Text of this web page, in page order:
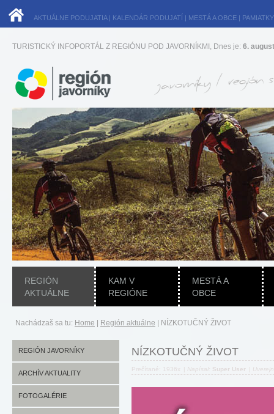
AKTUÁLNE PODUJATIA| KALENDÁR PODUJATÍ | MESTÁ A OBCE | PAMIATKY
TURISTICKÝ INFOPORTÁL Z REGIÓNU POD JAVORNÍKMI, Dnes je: 6.
REGIÓN
AKTUÁLNE
KAM V
REGIÓNE
MESTÁ A
OBCE
Nachádzaš sa tu: Home Región aktuálne NÍZKOTUČNÝ ŽIVOT
REGIÓN JAVORNÍKY
ARCHÍV AKTUALITY
FOTOGALÉRIE
NÍZKOTUČNÝ ŽIVOT
Prečítané: 1936x Napísal: Super User